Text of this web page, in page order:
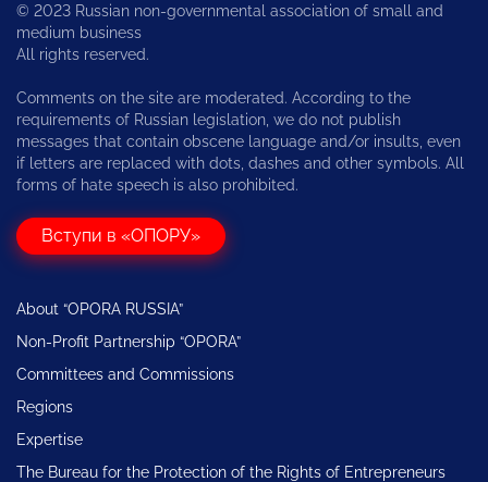
© 2023 Russian non-governmental association of small and
medium business
All rights reserved.
Comments on the site are moderated. According to the
requirements of Russian legislation, we do not publish
messages that contain obscene language and/or insults, even
if letters are replaced with dots, dashes and other symbols. All
forms of hate speech is also prohibited.
Вступи в «ОПОРУ»
About “OPORA RUSSIA”
Non-Profit Partnership “OPORA”
Committees and Commissions
Regions
Expertise
The Bureau for the Protection of the Rights of Entrepreneurs